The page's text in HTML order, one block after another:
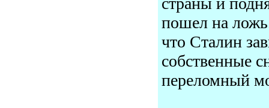
пошел на
что Сталин
собственные
переломный